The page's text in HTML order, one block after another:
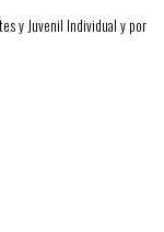
y Juvenil Individual y por